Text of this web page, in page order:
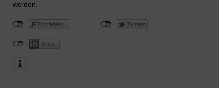
werden.